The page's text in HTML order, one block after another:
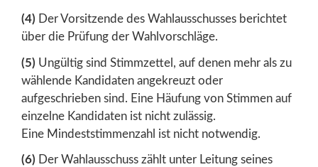
(4) Der Vorsitzende des Wahlausschusses berichtet
über die Prüfung der Wahlvorschläge.
(5) Ungültig sind Stimmzettel, auf denen mehr als zu
wählende Kandidaten angekreuzt oder
aufgeschrieben sind. Eine Häufung von Stimmen auf
einzelne Kandidaten ist nicht zulässig.
Eine Mindeststimmenzahl ist nicht notwendig.
(6) Der Wahlausschuss zählt unter Leitung seines